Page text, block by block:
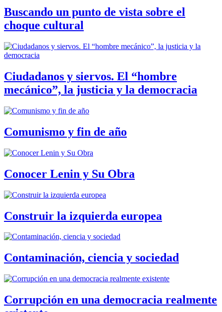
Buscando un punto de vista sobre el
choque cultural
Ciudadanos y siervos. El “hombre
mecánico”, la justicia y la democracia
Comunismo y fin de año
Conocer Lenin y Su Obra
Construir la izquierda europea
Contaminación, ciencia y sociedad
Corrupción en una democracia realmente